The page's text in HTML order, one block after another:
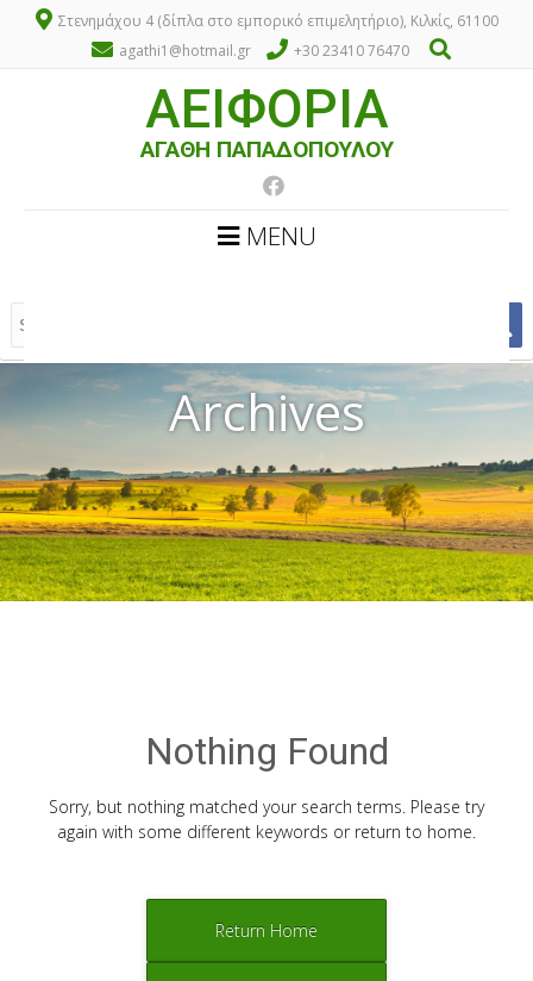
Στενημάχου 4 (δίπλα στο εμπορικό επιμελητήριο), Κιλκίς, 61100
agathi1@hotmail.gr
+30 23410 76470
ΑΕΙΦΟΡΙΑ
ΑΓΑΘΗ ΠΑΠΑΔΟΠΟΥΛΟΥ
MENU
Archives
Nothing Found
Sorry, but nothing matched your search terms. Please try
again with some different keywords or return to home.
Return Home